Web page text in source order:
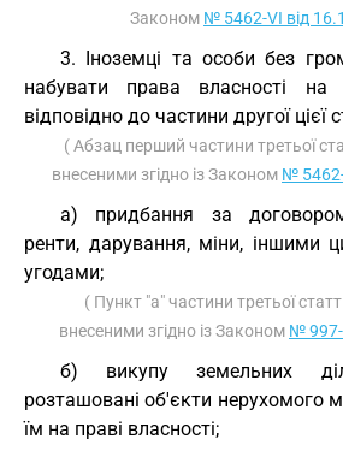
Законом № 5462-VI від
3. Іноземці та особи без
набувати права власності на
відповідно до частини другої цієї
( Абзац перший частини третьої
внесеними згідно із Законом №
а) придбання за договором
ренти, дарування, міни, іншими
угодами;
( Пункт "а" частини третьої
внесеними згідно із Законом № 997-
б) викупу земельних
розташовані об'єкти нерухомого
їм на праві власності;